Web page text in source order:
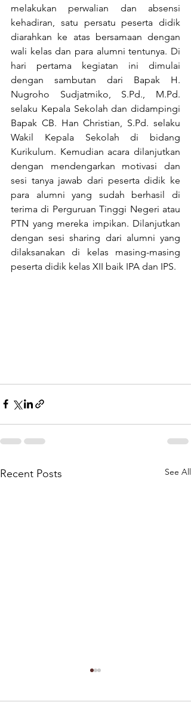
melakukan perwalian dan absensi
kehadiran, satu persatu peserta didik
diarahkan ke atas bersamaan dengan
wali kelas dan para alumni tentunya. Di
hari pertama kegiatan ini dimulai
dengan sambutan dari Bapak H.
Nugroho Sudjatmiko, S.Pd., M.Pd.
selaku Kepala Sekolah dan didampingi
Bapak CB. Han Christian, S.Pd. selaku
Wakil Kepala Sekolah di bidang
Kurikulum. Kemudian acara dilanjutkan
dengan mendengarkan motivasi dan
sesi tanya jawab dari peserta didik ke
para alumni yang sudah berhasil di
terima di Perguruan Tinggi Negeri atau
PTN yang mereka impikan. Dilanjutkan
dengan sesi sharing dari alumni yang
dilaksanakan di kelas masing-masing
peserta didik kelas XII baik IPA dan IPS.
Recent Posts See All